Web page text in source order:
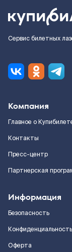
Сервис билетных
Компания
Главное о
Контакты
Пресс-центр
Партнерская
Информация
Безопасность
Конфиденциальность
Оферта